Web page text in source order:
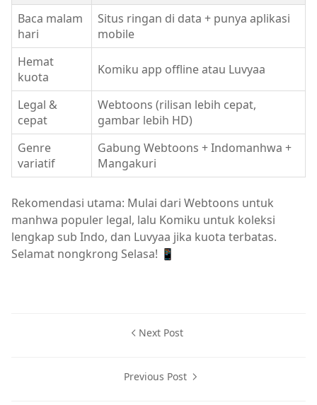
Baca malam
hari
Situs ringan di data + punya aplikasi
mobile
Hemat
kuota
Komiku app offline atau Luvyaa
Legal &
cepat
Webtoons (rilisan lebih cepat,
gambar lebih HD)
Genre
variatif
Gabung Webtoons + Indomanhwa +
Mangakuri
Rekomendasi utama: Mulai dari Webtoons untuk
manhwa populer legal, lalu Komiku untuk koleksi
lengkap sub Indo, dan Luvyaa jika kuota terbatas.
Selamat nongkrong Selasa! 📱
Next Post
Previous Post